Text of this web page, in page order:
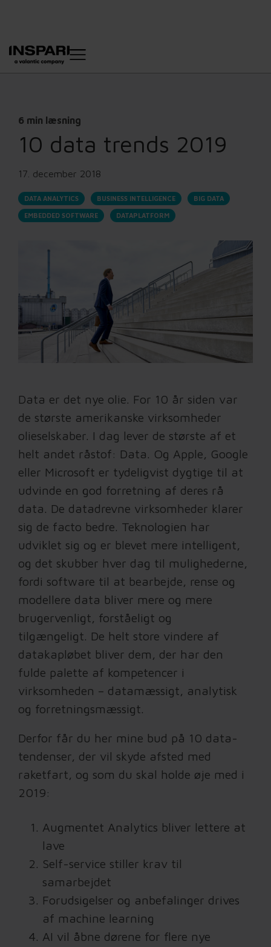
6 min læsning
10 data trends 2019
17. december 2018
DATA ANALYTICS BUSINESS INTELLIGENCE BIG DATA
EMBEDDED SOFTWARE DATAPLATFORM
Data er det nye olie. For 10 år siden var
de største amerikanske virksomheder
olieselskaber. I dag lever de største af et
helt andet råstof: Data. Og Apple, Google
eller Microsoft er tydeligvist dygtige til at
udvinde en god forretning af deres rå
data. De datadrevne virksomheder klarer
sig de facto bedre. Teknologien har
udviklet sig og er blevet mere intelligent,
og det skubber hver dag til mulighederne,
fordi software til at bearbejde, rense og
modellere data bliver mere og mere
brugervenligt, forståeligt og
tilgængeligt. De helt store vindere af
datakapløbet bliver dem, der har den
fulde palette af kompetencer i
virksomheden – datamæssigt, analytisk
og forretningsmæssigt.
Derfor får du her mine bud på 10 data-
tendenser, der vil skyde afsted med
raketfart, og som du skal holde øje med i
2019:
Augmentet Analytics bliver lettere at
lave
Self-service stiller krav til
samarbejdet
Forudsigelser og anbefalinger drives
af machine learning
AI vil åbne dørene for flere nye